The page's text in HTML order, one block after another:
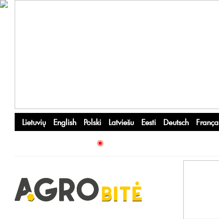
Lietuvių English Polski Latviešu Eesti Deutsch